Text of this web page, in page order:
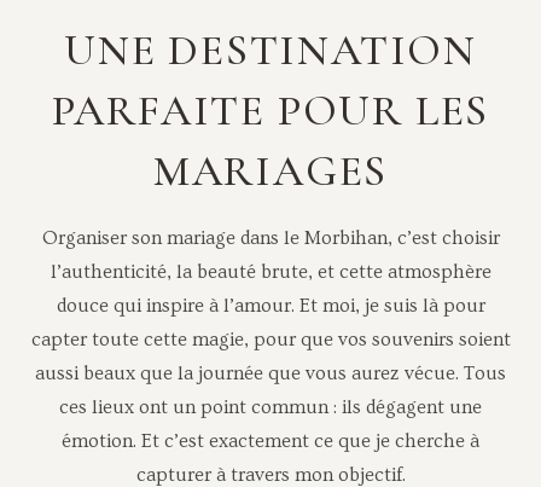
UNE DESTINATION
PARFAITE POUR LES
MARIAGES
Organiser son mariage dans le Morbihan, c’est choisir
l’authenticité, la beauté brute, et cette atmosphère
douce qui inspire à l’amour. Et moi, je suis là pour
capter toute cette magie, pour que vos souvenirs soient
aussi beaux que la journée que vous aurez vécue. Tous
ces lieux ont un point commun : ils dégagent une
émotion. Et c’est exactement ce que je cherche à
capturer à travers mon objectif.